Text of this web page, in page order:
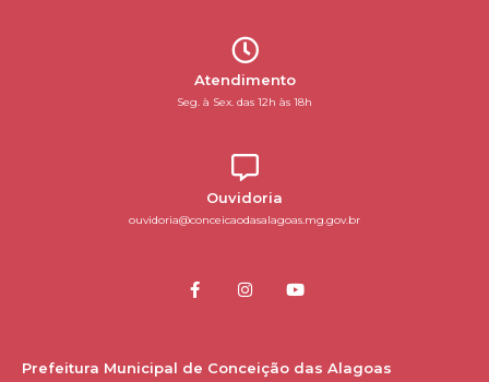
Atendimento
Seg. à Sex. das 12h às 18h
Ouvidoria
ouvidoria@conceicaodasalagoas.mg.gov.br
Prefeitura Municipal de Conceição das Alagoas